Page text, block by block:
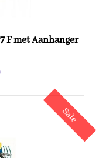
F met Aanhanger
Sale